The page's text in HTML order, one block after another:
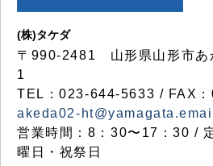
(株)タケダ
〒990-2481 山形県山形市あ
1
TEL：023-644-5633 / FAX
akeda02-
営業時間：8：30〜17：30 /
曜日・祝祭日